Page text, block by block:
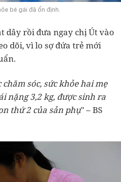
bé gái đã ổn định.
dây rồi đưa ngay chị Út vào
dõi, vì lo sợ đứa trẻ mới
sóc, sức khỏe hai mẹ
nặng 3,2 kg, được sinh ra
thứ 2 của sản phụ" – BS